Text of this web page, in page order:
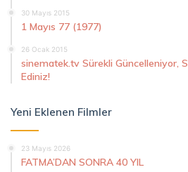
30 Mayıs 2015
1 Mayıs 77 (1977)
26 Ocak 2015
sinematek.tv Sürekli Güncelleniyor,
Ediniz!
Yeni Eklenen Filmler
23 Mayıs 2026
FATMA’DAN SONRA 40 YIL